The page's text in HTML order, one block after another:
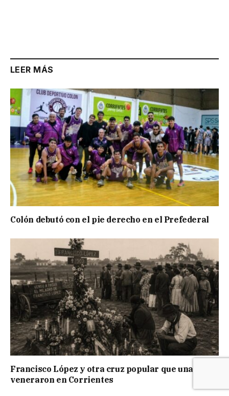
LEER MÁS
Colón debutó con el pie derecho en el Prefederal
Francisco López y otra cruz popular que una vez
veneraron en Corrientes